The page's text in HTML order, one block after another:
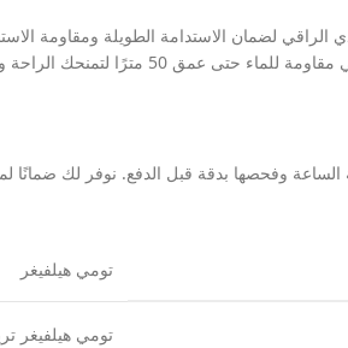
لضمان الاستدامة الطويلة ومقاومة
والثقة الكاملة أثناء ارتدائها.
تومي هيلفيغر
تومي هيلفيغر